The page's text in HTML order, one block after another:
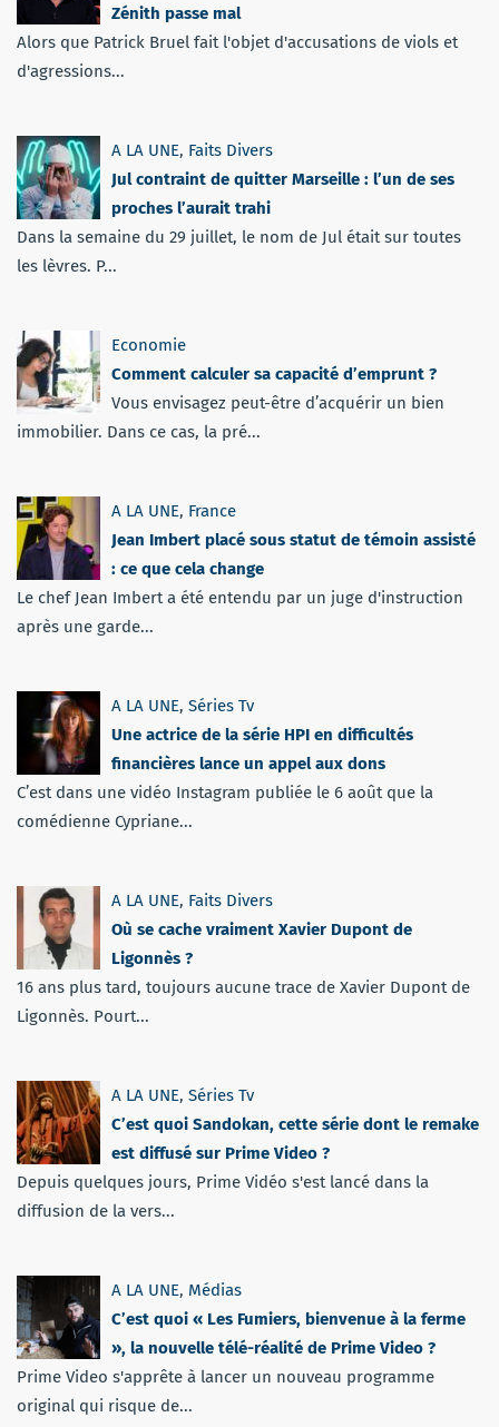
Zénith passe mal
Alors que Patrick Bruel fait l'objet d'accusations de viols et
d'agressions...
A LA UNE, Faits Divers
Jul contraint de quitter Marseille : l’un de ses
proches l’aurait trahi
Dans la semaine du 29 juillet, le nom de Jul était sur toutes
les lèvres. P...
Economie
Comment calculer sa capacité d’emprunt ?
Vous envisagez peut-être d’acquérir un bien
immobilier. Dans ce cas, la pré...
A LA UNE, France
Jean Imbert placé sous statut de témoin assisté
: ce que cela change
Le chef Jean Imbert a été entendu par un juge d'instruction
après une garde...
A LA UNE, Séries Tv
Une actrice de la série HPI en difficultés
financières lance un appel aux dons
C’est dans une vidéo Instagram publiée le 6 août que la
comédienne Cypriane...
A LA UNE, Faits Divers
Où se cache vraiment Xavier Dupont de
Ligonnès ?
16 ans plus tard, toujours aucune trace de Xavier Dupont de
Ligonnès. Pourt...
A LA UNE, Séries Tv
C’est quoi Sandokan, cette série dont le remake
est diffusé sur Prime Video ?
Depuis quelques jours, Prime Vidéo s'est lancé dans la
diffusion de la vers...
A LA UNE, Médias
C’est quoi « Les Fumiers, bienvenue à la ferme
», la nouvelle télé-réalité de Prime Video ?
Prime Video s'apprête à lancer un nouveau programme
original qui risque de...